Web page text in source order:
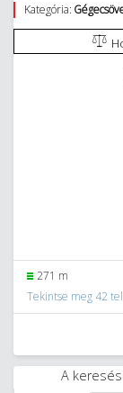
Kategória:
271 m
Tekintse meg 42
A